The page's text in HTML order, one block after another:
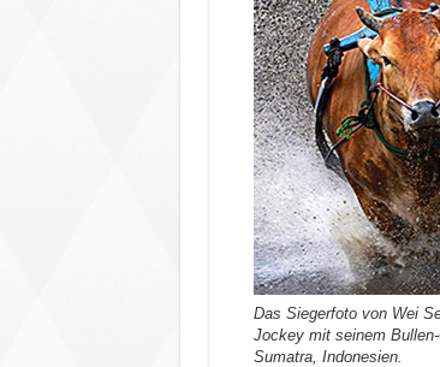
Das Siegerfoto von Wei
Jockey mit seinem
Sumatra, Indonesien.